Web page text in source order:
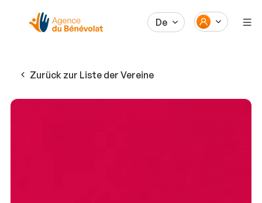
De
Zurück zur Liste der Vereine